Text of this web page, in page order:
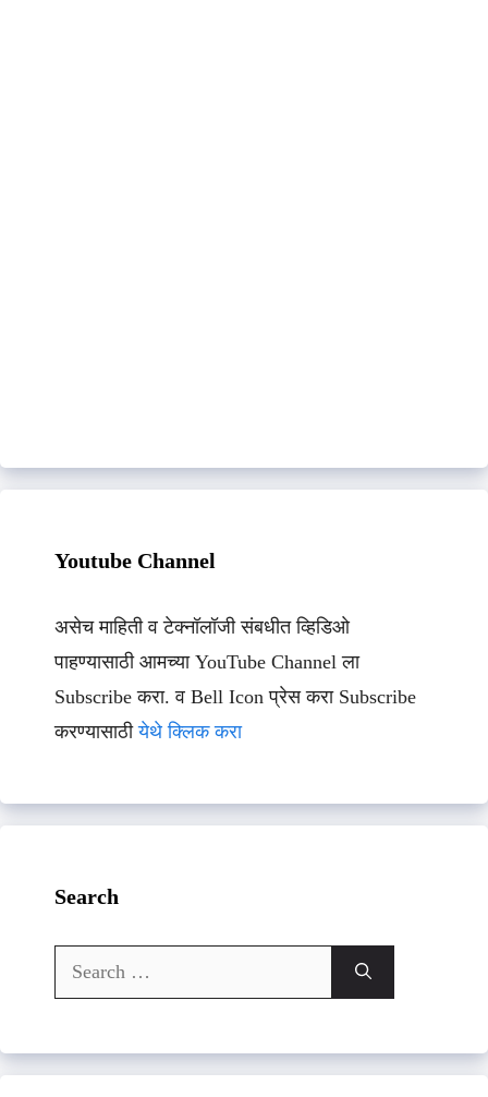
Youtube Channel
असेच माहिती व टेक्नॉलॉजी संबधीत व्हिडिओ
पाहण्यासाठी आमच्या YouTube Channel ला
Subscribe करा. व Bell Icon प्रेस करा Subscribe
करण्यासाठीयेथे क्लिक करा
Search
Search
for: